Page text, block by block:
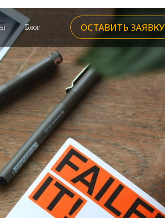
Блог ОСТАВИТЬ ЗАЯВКУ